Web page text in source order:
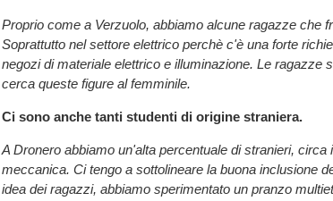
Proprio come a Verzuolo, abbiamo alcune ragazze che
Soprattutto nel settore elettrico perchè c'è una forte
negozi di materiale elettrico e illuminazione. Le ragazze
cerca queste figure al femminile.
Ci sono anche tanti studenti di origine straniera.
A Dronero abbiamo un'alta percentuale di stranieri,
meccanica. Ci tengo a sottolineare la buona inclusione
idea dei ragazzi, abbiamo sperimentato un pranzo